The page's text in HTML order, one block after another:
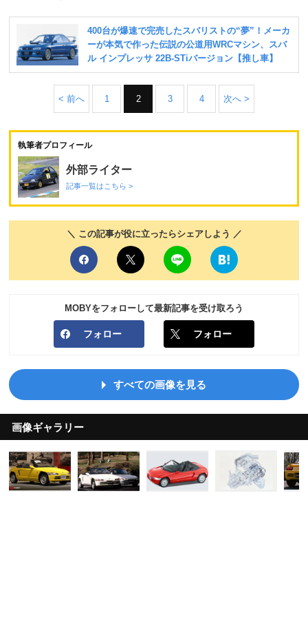
< 前へ 1 2 3 4 次へ >
執筆者プロフィール
外部ライター
記事一覧はこちら >
＼ この記事が役に立ったらシェアしよう ／
MOBYをフォローして最新記事を受け取ろう
フォロー フォロー
すべての画像を見る
画像ギャラリー